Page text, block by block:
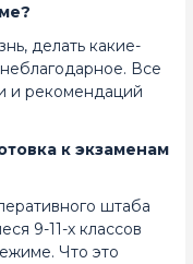
делать какие-
Все
и рекомендаций
к экзаменам
штаба
9-11-х классов
Что это